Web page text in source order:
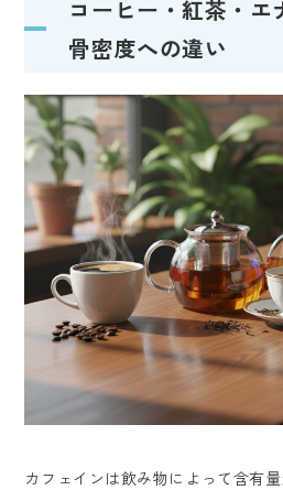
コーヒー・紅茶・エ
骨密度への違い
カフェインは飲み物によって含有量